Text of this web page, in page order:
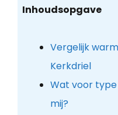
Inhoudsopgave
Vergelijk
Kerkdriel
Wat voor
mij?